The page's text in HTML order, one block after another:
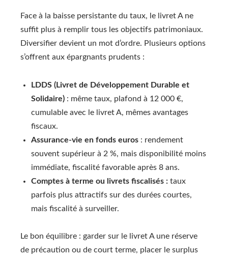
Face à la baisse persistante du taux, le livret A ne
suffit plus à remplir tous les objectifs patrimoniaux.
Diversifier devient un mot d’ordre. Plusieurs options
s’offrent aux épargnants prudents :
LDDS (Livret de Développement Durable et
Solidaire) : même taux, plafond à 12 000 €,
cumulable avec le livret A, mêmes avantages
fiscaux.
Assurance-vie en fonds euros : rendement
souvent supérieur à 2 %, mais disponibilité moins
immédiate, fiscalité favorable après 8 ans.
Comptes à terme ou livrets fiscalisés : taux
parfois plus attractifs sur des durées courtes,
mais fiscalité à surveiller.
Le bon équilibre : garder sur le livret A une réserve
de précaution ou de court terme, placer le surplus